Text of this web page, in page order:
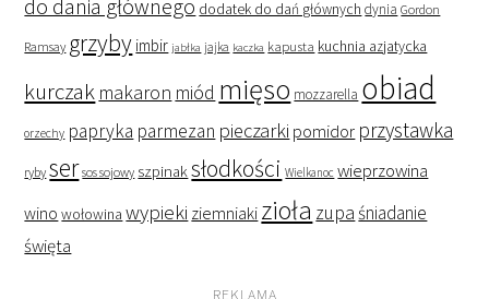
do dania głównego dodatek do dań głównych dynia Gordon
Ramsay grzyby imbir jabłka jajka kaczka kapusta kuchnia azjatycka
kurczak makaron miód mięso mozzarella obiad
orzechy papryka parmezan pieczarki pomidor przystawka
ryby ser sos sojowy szpinaksłodkości Wielkanoc wieprzowina
wino wołowina wypieki ziemniaki zioła zupaśniadanie
święta
REKLAMA